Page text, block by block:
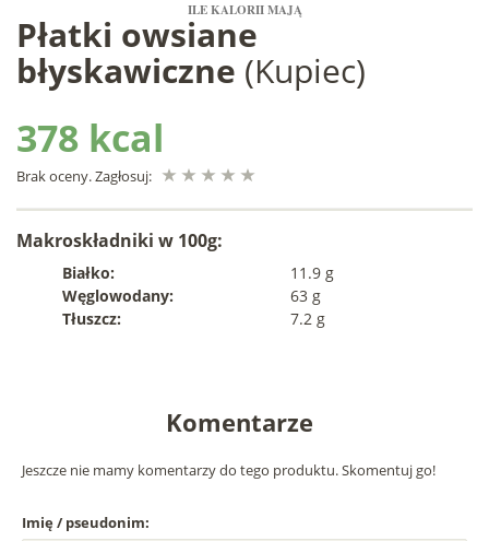
ILE KALORII MAJĄ
Płatki owsiane
błyskawiczne (Kupiec)
378 kcal
Brak oceny. Zagłosuj:
Makroskładniki w 100g:
Białko:
11.9 g
Węglowodany:
63 g
Tłuszcz:
7.2 g
Komentarze
Jeszcze nie mamy komentarzy do tego produktu. Skomentuj go!
Imię / pseudonim: